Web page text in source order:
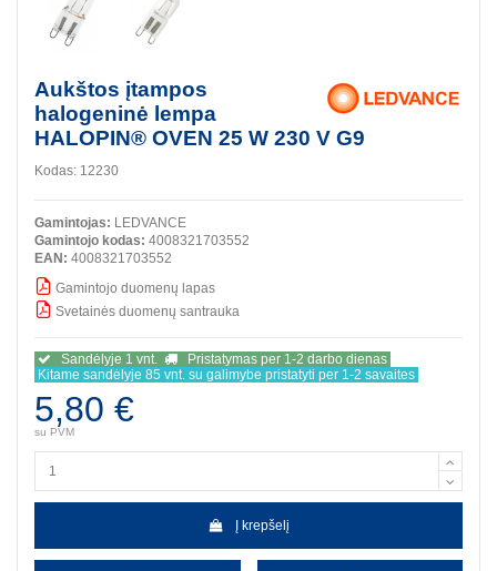
Aukštos įtampos
halogeninė lempa
HALOPIN® OVEN 25 W 230 V G9
Kodas: 12230
Gamintojas: LEDVANCE
Gamintojo kodas: 4008321703552
EAN: 4008321703552
Gamintojo duomenų lapas
Svetainės duomenų santrauka
Sandėlyje 1 vnt.
Pristatymas per 1-2 darbo dienas
Kitame sandėlyje 85 vnt. su galimybe pristatyti per 1-2 savaites
5,80 €
su PVM
Į krepšelį